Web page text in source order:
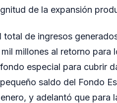
de la expansión
total de ingresos
millones al retorno para
especial para cubrir
saldo del Fondo
y adelantó que para